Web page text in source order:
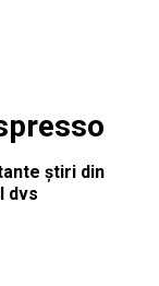
știri din
dvs